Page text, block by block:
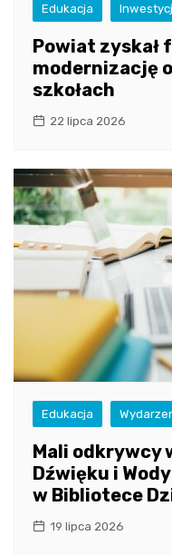
Edukacja
Powiat zyskał
modernizację
szkołach
22 lipca 2026
Edukacja
Mali odkrywcy
Dźwięku i
w Bibliotece
19 lipca 2026